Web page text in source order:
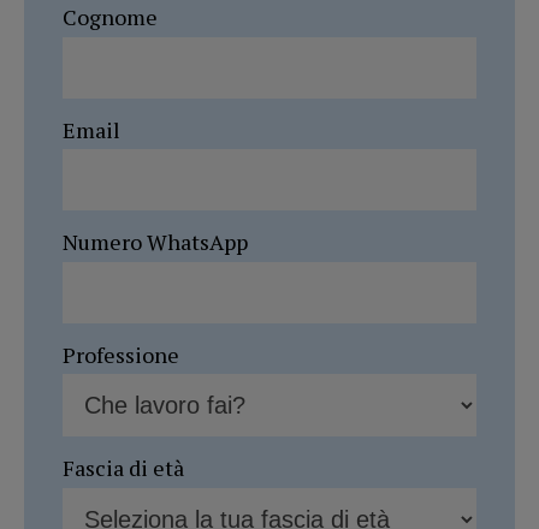
Cognome
Email
Numero WhatsApp
Professione
Fascia di età